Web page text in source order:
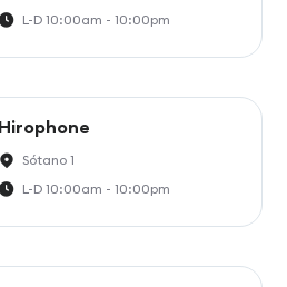
L-D 10:00am - 10:00pm
Hirophone
Sótano 1
L-D 10:00am - 10:00pm